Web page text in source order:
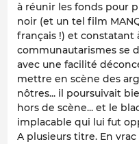
à réunir les fonds pour
noir (et un tel film
français !) et
communautarismes se
avec une facilité
mettre en scène des
nôtres... il poursuivait
hors de scène... et le
implacable qui lui fut
A plusieurs titre. En vrac